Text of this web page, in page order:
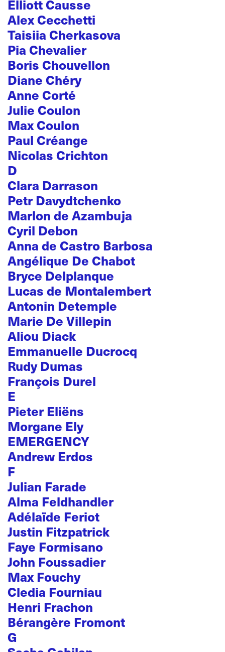
Elliott Causse
Alex Cecchetti
Taisiia Cherkasova
Pia Chevalier
Boris Chouvellon
Diane Chéry
Anne Corté
Julie Coulon
Max Coulon
Paul Créange
Nicolas Crichton
D
Clara Darrason
Petr Davydtchenko
Marlon de Azambuja
Cyril Debon
Anna de Castro Barbosa
Angélique De Chabot
Bryce Delplanque
Lucas de Montalembert
Antonin Detemple
Marie De Villepin
Aliou Diack
Emmanuelle Ducrocq
Rudy Dumas
François Durel
E
Pieter Eliëns
Morgane Ely
EMERGENCY
Andrew Erdos
F
Julian Farade
Alma Feldhandler
Adélaïde Feriot
Justin Fitzpatrick
Faye Formisano
John Foussadier
Max Fouchy
Cledia Fourniau
Henri Frachon
Bérangère Fromont
G